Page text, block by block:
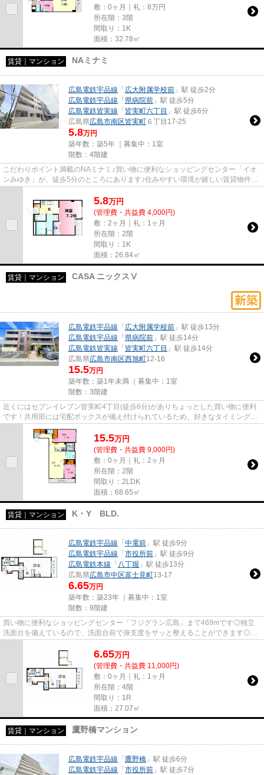
敷：0ヶ月｜礼：8万円
所在階：3階
間取り：1K
面積：32.78㎡
賃貸｜マンション NAミナミ
広島電鉄宇品線 「 広大附属学校前 」駅 徒歩2分
広島電鉄宇品線 「 県病院前 」駅 徒歩5分
広島電鉄皆実線 「 皆実町六丁目 」駅 徒歩6分
広島県広島市南区皆実町 ６丁目17-25
5.8万円
築年数：築5年 ｜募集中： 1室
階数：4階建
こだわりポイント満載のNAミナミ♪買い物に便利なショッピングセンター「イオ
ンみゆき」が、徒歩5分のところにあります♪住みやすい環境が嬉しい賃貸物件で
5.8万円
(管理費・共益費 4,000円)
敷：2ヶ月｜礼：1ヶ月
所在階：2階
間取り：1K
面積：26.84㎡
賃貸｜マンション CASA ニックスⅤ
広島電鉄宇品線 「 広大附属学校前 」駅 徒歩13分
広島電鉄宇品線 「 県病院前 」駅 徒歩14分
広島電鉄皆実線 「 皆実町六丁目 」駅 徒歩14分
広島県広島市南区西旭町12-16
15.5万円
築年数：築1年未満 ｜募集中： 1室
階数：3階建
近くにはセブンイレブン皆実町4丁目(徒歩6分)がありちょっとした買い物に便利
です！共用部には宅配ボックスが備え付けられているため、好きなタイミングで
荷物を受け取ることができま...
15.5万円
(管理費・共益費 9,000円)
敷：0ヶ月｜礼：2ヶ月
所在階：2階
間取り：2LDK
面積：68.65㎡
賃貸｜マンション K・Y BLD.
広島電鉄宇品線 「 中電前 」駅 徒歩9分
広島電鉄宇品線 「 市役所前 」駅 徒歩9分
広島電鉄本線 「 八丁堀 」駅 徒歩13分
広島県広島市中区富士見町13-17
6.65万円
築年数：築23年 ｜募集中： 1室
階数：9階建
買い物に便利なショッピングセンター「フジグラン広島」まで469mです◎独立
洗面台を備えているので、洗面台前で身支度をサッと整えることができます◎一
6.65万円
(管理費・共益費 11,000円)
敷：0ヶ月｜礼：1ヶ月
所在階：4階
間取り：1R
面積：27.07㎡
賃貸｜マンション 鷹野橋マンション
広島電鉄宇品線 「 鷹野橋 」駅 徒歩6分
広島電鉄宇品線 「 市役所前 」駅 徒歩7分